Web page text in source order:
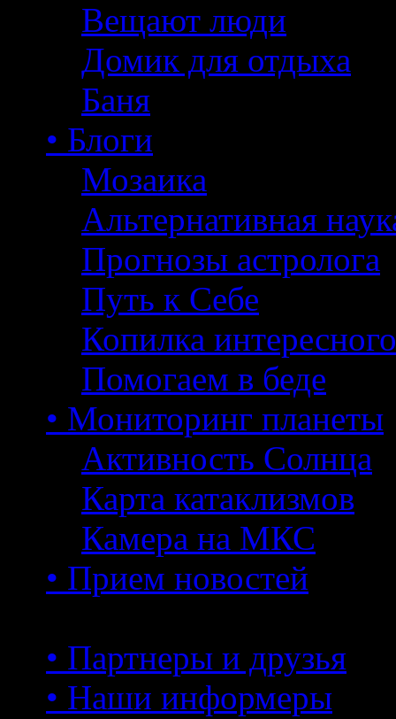
Вещают люди
Домик для отдыха
Баня
• Блоги
Мозаика
Альтернативная
Прогнозы астролога
Путь к Себе
Копилка интересного
Помогаем в беде
• Мониторинг планеты
Активность Солнца
Карта катаклизмов
Камера на МКС
• Прием новостей
• Партнеры и друзья
• Наши информеры